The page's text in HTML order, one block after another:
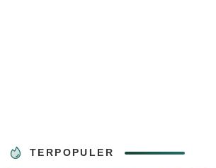
TERPOPULER